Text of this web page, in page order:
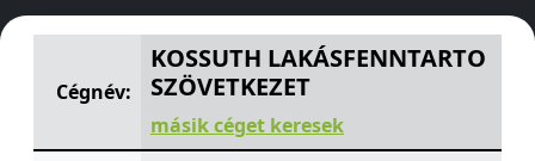
KOSSUTH LAKÁSFENNTARTO SZÖVETKEZET48-as
Cégnév:
KOSSUTH LAKÁSFENNTARTO
SZÖVETKEZET
másik céget keresek